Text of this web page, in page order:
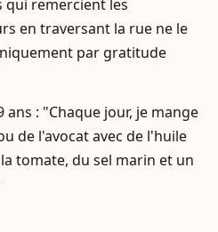
qui remercient les
en traversant la rue ne le
par gratitude
ans : "Chaque jour, je mange
de l'avocat avec de l'huile
tomate, du sel marin et un